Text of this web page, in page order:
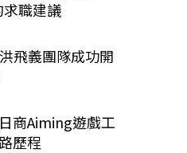
求職建議
飛義團隊成功開
商Aiming遊戲工
歷程